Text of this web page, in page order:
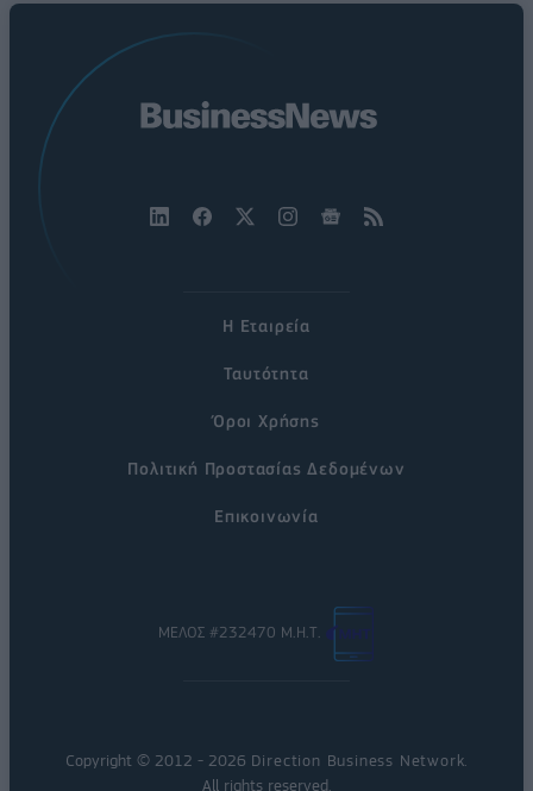
Η Εταιρεία
Ταυτότητα
Όροι Χρήσης
Πολιτική Προστασίας Δεδομένων
Επικοινωνία
ΜΕΛΟΣ #232470 Μ.Η.Τ.
Copyright © 2012 - 2026 Direction Business Network
All rights reserved.